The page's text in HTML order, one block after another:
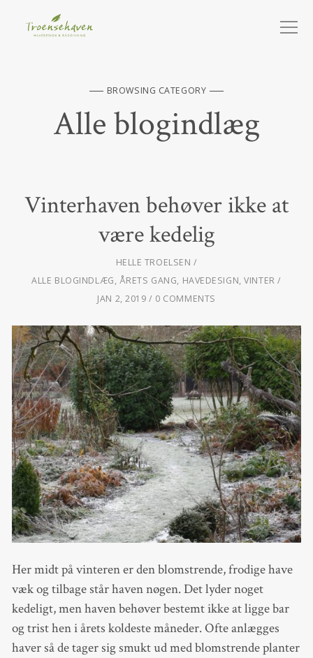
BROWSING CATEGORY
Alle blogindlæg
Vinterhaven behøver ikke at
være kedelig
HELLE TROELSEN
ALLE BLOGINDLÆG, ÅRETS GANG, HAVEDESIGN,VINTER
JAN 2, 2019
0 COMMENTS
Her midt på vinteren er den blomstrende, frodige have
væk og tilbage står haven nøgen. Det lyder noget
kedeligt, men haven behøver bestemt ikke at ligge bar
og trist hen i årets koldeste måneder. Ofte anlægges
haver så de tager sig smukt ud med blomstrende planter